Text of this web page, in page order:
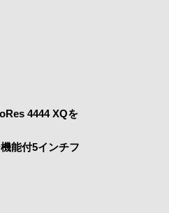
4444 XQを
能付5インチフ